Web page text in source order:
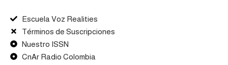
Escuela Voz Realities
Términos de Suscripciones
Nuestro ISSN
CnAr Radio Colombia